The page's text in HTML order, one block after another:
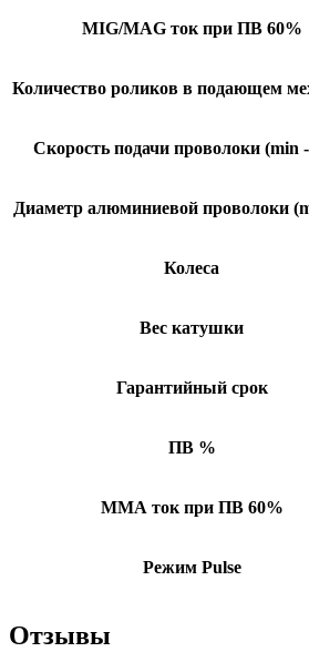
MIG/MAG ток при ПВ 60%
Количество роликов в подающем
Скорость подачи проволоки (min
Диаметр алюминиевой проволоки
Колеса
Вес катушки
Гарантийный срок
ПВ %
ММА ток при ПВ 60%
Режим Pulse
Отзывы